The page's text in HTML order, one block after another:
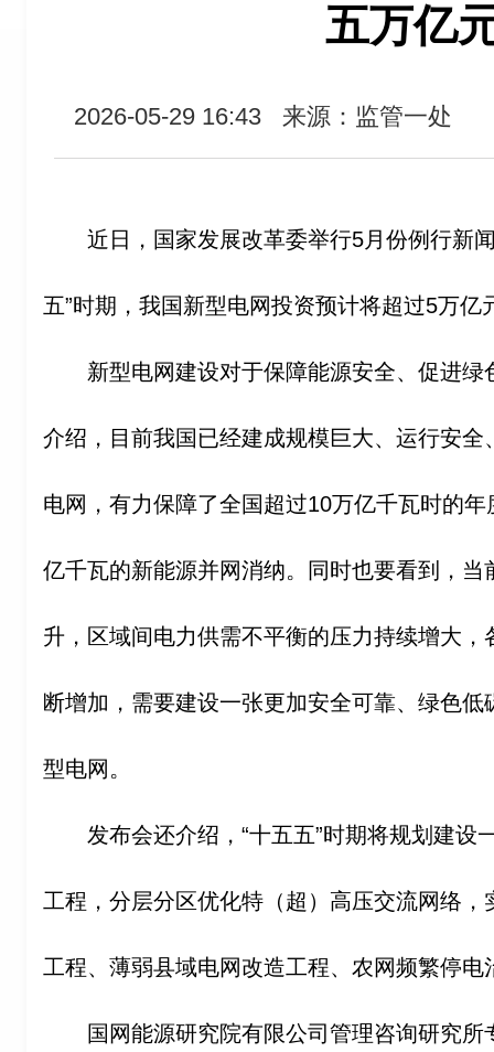
五万亿
2026-05-29 16:43 来源：监管一处
近日，国家发展改革委举行5月份例行新
五”时期，我国新型电网投资预计将超过5万亿
新型电网建设对于保障能源安全、促进
介绍，目前我国已经建成规模巨大、运行安
电网，有力保障了全国超过10万亿千瓦时的
亿千瓦的新能源并网消纳。同时也要看到，
升，区域间电力供需不平衡的压力持续增大
断增加，需要建设一张更加安全可靠、绿色
型电网。
发布会还介绍，“十五五”时期将规划建设
工程，分层分区优化特（超）高压交流网络
工程、薄弱县域电网改造工程、农网频繁停电
国网能源研究院有限公司管理咨询研究